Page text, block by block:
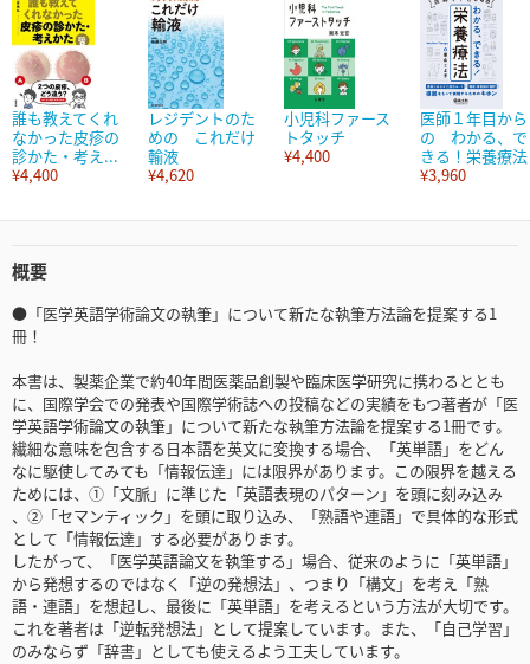
誰も教えてくれ
なかった皮疹の
診かた・考え...
¥4,400
レジデントのた
めの これだけ
輸液
¥4,620
小児科ファース
トタッチ
¥4,400
医師１年目から
の わかる、で
きる！栄養療法
¥3,960
概要
●「医学英語学術論文の執筆」について新たな執筆方法論を提案する1
冊！
本書は、製薬企業で約40年間医薬品創製や臨床医学研究に携わるととも
に、国際学会での発表や国際学術誌への投稿などの実績をもつ著者が「医
学英語学術論文の執筆」について新たな執筆方法論を提案する1冊です。
繊細な意味を包含する日本語を英文に変換する場合、「英単語」をどん
なに駆使してみても「情報伝達」には限界があります。この限界を越える
ためには、①「文脈」に準じた「英語表現のパターン」を頭に刻み込み
、②「セマンティック」を頭に取り込み、「熟語や連語」で具体的な形式
として「情報伝達」する必要があります。
したがって、「医学英語論文を執筆する」場合、従来のように「英単語」
から発想するのではなく「逆の発想法」、つまり「構文」を考え「熟
語・連語」を想起し、最後に「英単語」を考えるという方法が大切です。
これを著者は「逆転発想法」として提案しています。また、「自己学習」
のみならず「辞書」としても使えるよう工夫しています。